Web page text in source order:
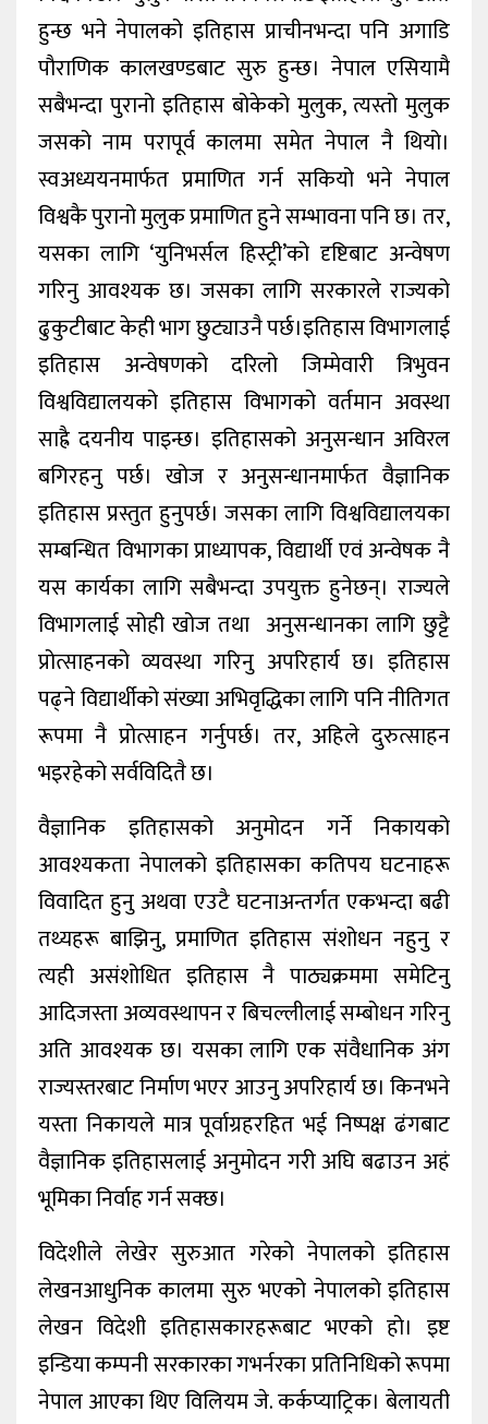
हुन्छ भने नेपालको इतिहास प्राचीनभन्दा पनि अगाडि
पौराणिक कालखण्डबाट सुरु हुन्छ। नेपाल एसियामै
सबैभन्दा पुरानो इतिहास बोकेको मुलुक, त्यस्तो मुलुक
जसको नाम परापूर्व कालमा समेत नेपाल नै थियो।
स्वअध्ययनमार्फत प्रमाणित गर्न सकियो भने नेपाल
विश्वकै पुरानो मुलुक प्रमाणित हुने सम्भावना पनि छ। तर,
यसका लागि ‘युनिभर्सल हिस्ट्री’को दृष्टिबाट अन्वेषण
गरिनु आवश्यक छ। जसका लागि सरकारले राज्यको
ढुकुटीबाट केही भाग छुट्याउनै पर्छ।इतिहास विभागलाई
इतिहास अन्वेषणको दरिलो जिम्मेवारी त्रिभुवन
विश्वविद्यालयको इतिहास विभागको वर्तमान अवस्था
साह्रै दयनीय पाइन्छ। इतिहासको अनुसन्धान अविरल
बगिरहनु पर्छ। खोज र अनुसन्धानमार्फत वैज्ञानिक
इतिहास प्रस्तुत हुनुपर्छ। जसका लागि विश्वविद्यालयका
सम्बन्धित विभागका प्राध्यापक, विद्यार्थी एवं अन्वेषक नै
यस कार्यका लागि सबैभन्दा उपयुक्त हुनेछन्। राज्यले
विभागलाई सोही खोज तथा अनुसन्धानका लागि छुट्टै
प्रोत्साहनको व्यवस्था गरिनु अपरिहार्य छ। इतिहास
पढ्ने विद्यार्थीको संख्या अभिवृद्धिका लागि पनि नीतिगत
रूपमा नै प्रोत्साहन गर्नुपर्छ। तर, अहिले दुरुत्साहन
भइरहेको सर्वविदितै छ।
वैज्ञानिक इतिहासको अनुमोदन गर्ने निकायको
आवश्यकता नेपालको इतिहासका कतिपय घटनाहरू
विवादित हुनु अथवा एउटै घटनाअन्तर्गत एकभन्दा बढी
तथ्यहरू बाझिनु, प्रमाणित इतिहास संशोधन नहुनु र
त्यही असंशोधित इतिहास नै पाठ्यक्रममा समेटिनु
आदिजस्ता अव्यवस्थापन र बिचल्लीलाई सम्बोधन गरिनु
अति आवश्यक छ। यसका लागि एक संवैधानिक अंग
राज्यस्तरबाट निर्माण भएर आउनु अपरिहार्य छ। किनभने
यस्ता निकायले मात्र पूर्वाग्रहरहित भई निष्पक्ष ढंगबाट
वैज्ञानिक इतिहासलाई अनुमोदन गरी अघि बढाउन अहं
भूमिका निर्वाह गर्न सक्छ।
विदेशीले लेखेर सुरुआत गरेको नेपालको इतिहास
लेखनआधुनिक कालमा सुरु भएको नेपालको इतिहास
लेखन विदेशी इतिहासकारहरूबाट भएको हो। इष्ट
इन्डिया कम्पनी सरकारका गभर्नरका प्रतिनिधिको रूपमा
नेपाल आएका थिए विलियम जे. कर्कप्याट्रिक। बेलायती